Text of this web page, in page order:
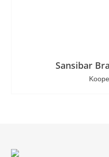
Sansibar